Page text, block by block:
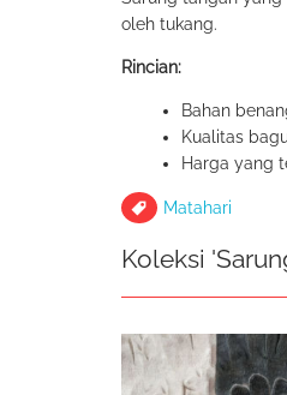
oleh tukang.
Rincian:
Bahan
Kualitas
Harga yang
Matahari
Koleksi